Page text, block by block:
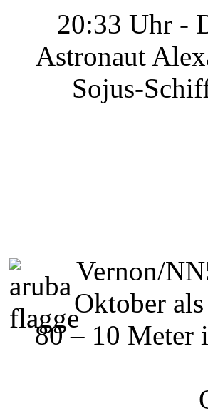
20:33 Uhr -
Astronaut
Sojus-
Vernon/
Oktober
80 – 10 Meter